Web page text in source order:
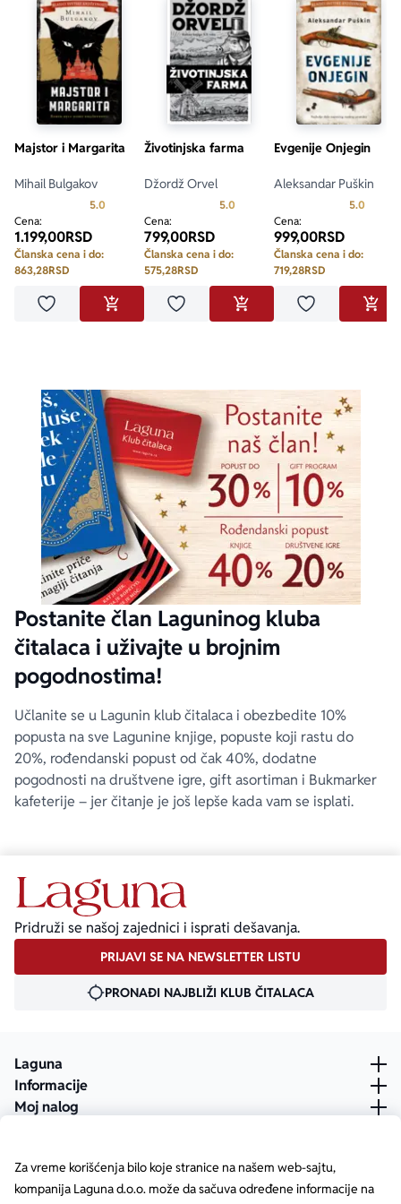
Za vreme korišćenja bilo koje stranice na našem web-sajtu,
kompanija Laguna d.o.o. može da sačuva određene informacije na
Majstor i Margarita
Mihail Bulgakov
5.0 Prosecna ocena je 5.0 od 5
Cena:
1.199,00RSD
Članska cena i do:
863,28RSD
Dodaj u omiljeneDODAJ U KORPU
Životinjska farma
Džordž Orvel
5.0 Prosecna ocena je 5.0 od 5
Cena:
799,00RSD
Članska cena i do:
575,28RSD
Dodaj u omiljeneDODAJ U KORPU
Evgenije Onjegin
Aleksandar Puškin
5.0
Cena:
999,00RSD
Članska cena i do:
719,28RSD
Dodaj u
Postanite član Laguninog kluba
čitalaca i uživajte u brojnim
pogodnostima!
Učlanite se u Lagunin klub čitalaca i obezbedite 10%
popusta na sve Lagunine knjige, popuste koji rastu do
20%, rođendanski popust od čak 40%, dodatne
pogodnosti na društvene igre, gift asortiman i Bukmarker
kafeterije – jer čitanje je još lepše kada vam se isplati.
Pridruži se našoj zajednici i isprati dešavanja.
PRIJAVI SE NA NEWSLETTER LISTU
PRONAĐI NAJBLIŽI KLUB ČITALACA
Laguna
Informacije
Moj nalog